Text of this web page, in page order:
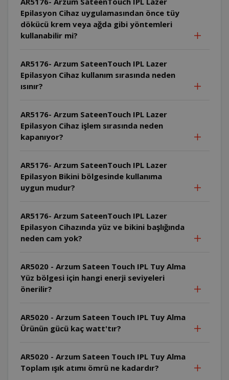
Epilasyon Cihaz uygulamasından önce tüy
dökücü krem veya ağda gibi yöntemleri
kullanabilir mi?
AR5176- Arzum SateenTouch IPL Lazer
Epilasyon Cihaz kullanım sırasında neden
ısınır?
AR5176- Arzum SateenTouch IPL Lazer
Epilasyon Cihaz işlem sırasında neden
kapanıyor?
AR5176- Arzum SateenTouch IPL Lazer
Epilasyon Bikini bölgesinde kullanıma
uygun mudur?
AR5176- Arzum SateenTouch IPL Lazer
Epilasyon Cihazında yüz ve bikini başlığında
neden cam yok?
AR5020 - Arzum Sateen Touch IPL Tuy Alma
Yüz bölgesi için hangi enerji seviyeleri
önerilir?
AR5020 - Arzum Sateen Touch IPL Tuy Alma
Ürünün gücü kaç watt'tır?
AR5020 - Arzum Sateen Touch IPL Tuy Alma
Toplam ışık atımı ömrü ne kadardır?